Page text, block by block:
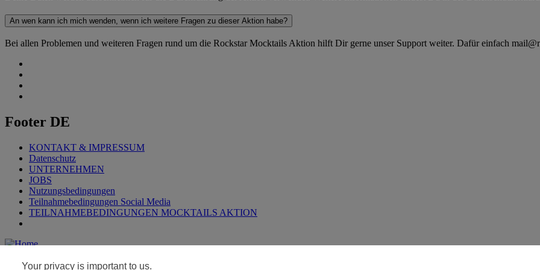
Your privacy is important to us.
An wen kann ich mich wenden, wenn ich weitere Fragen zu dieser Aktion habe?
Bei allen Problemen und weiteren Fragen rund um die Rockstar Mocktails Aktion hilft Dir gerne unser Support weiter. Dafür einfach
Footer DE
KONTAKT & IMPRESSUM
Datenschutz
UNTERNEHMEN
JOBS
Nutzungsbedingungen
Teilnahmebedingungen Social Media
TEILNAHMEBEDINGUNGEN MOCKTAILS AKTION
© 2022 PepsiCo Deutschland GmbH.